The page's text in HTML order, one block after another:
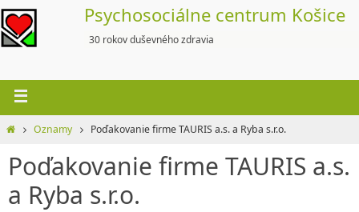
Skip
to
content
Psychosociálne centrum Košice
30 rokov duševného zdravia
HomeOznamy Poďakovanie firme TAURIS a.s. a Ryba s.r.o.
Poďakovanie firme TAURIS a.s.
a Ryba s.r.o.